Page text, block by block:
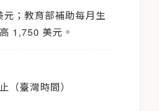
；教育部補助每月生
1,750 美元。
（臺灣時間）